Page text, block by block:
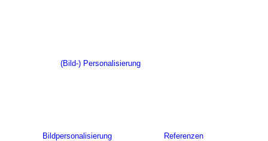
(Bild-) Personalisierung
Bildpersonalisierung Referenzen